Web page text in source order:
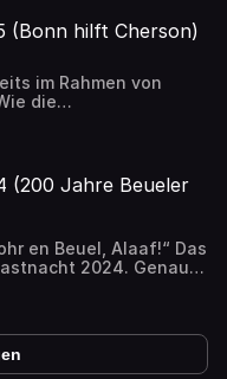
auf Bonn warten, das
Barbara
(Bonn hilft Cherson)
im Rahmen von
die
Bonn und der
auch Sie helfen
der Hilfsorganisation
Amtes für
bei der Stadt
Hilfe zur Selbsthilfe
370
(200 Jahre Beueler
en Beuel, Alaaf!“ Das
2024. Genauer
Was der
Jahr bietet und was
mit dem Leiter der
Birkner.